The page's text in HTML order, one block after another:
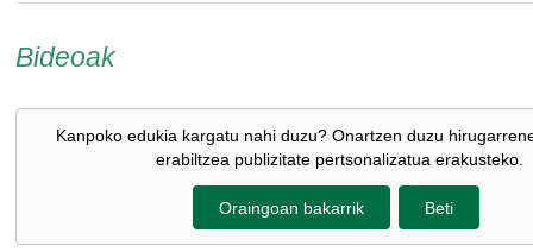
Bideoak
Kanpoko edukia kargatu nahi duzu? Onartzen duzu
erabiltzea publizitate pertsonalizatua erakusteko.
Oraingoan bakarrik Beti